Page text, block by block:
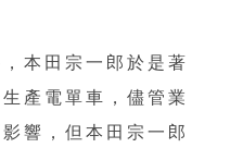
本田宗一郎於是著
產電單車，儘管業
響，但本田宗一郎